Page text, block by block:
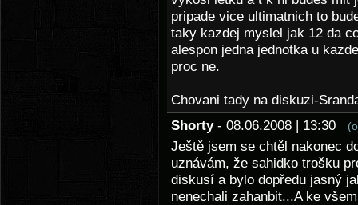
pripade vice ultimatnich to
taky kazdej myslel jak 12 da
alespon jedna jednotka u
proc ne.
Chovani tady na diskuzi-
Shorty - 08.06.2008 | 13:30
Ještě jsem se chtěl nakonec
uznávám, že sahidko trošku
diskusí a bylo dopředu jasný
nenechali zahanbit...A ke